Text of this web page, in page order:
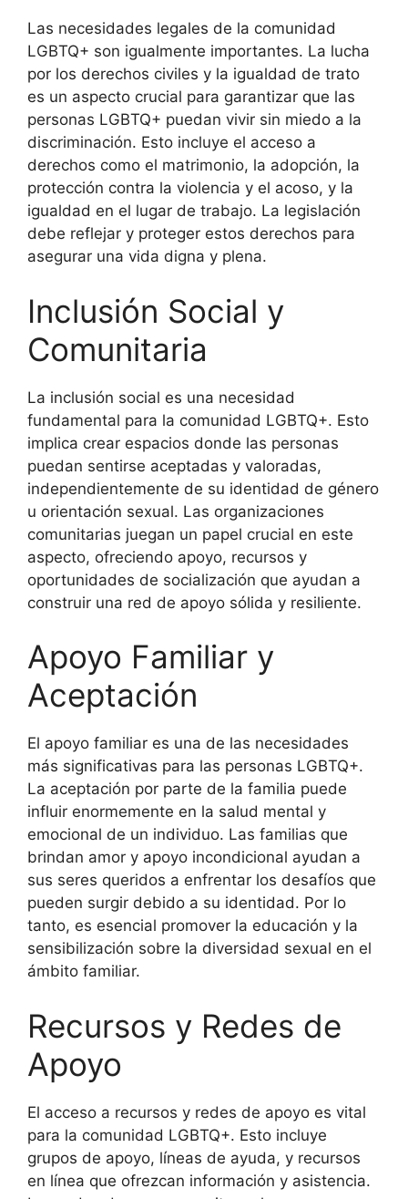
Las necesidades legales de la comunidad
LGBTQ+ son igualmente importantes. La lucha
por los derechos civiles y la igualdad de trato
es un aspecto crucial para garantizar que las
personas LGBTQ+ puedan vivir sin miedo a la
discriminación. Esto incluye el acceso a
derechos como el matrimonio, la adopción, la
protección contra la violencia y el acoso, y la
igualdad en el lugar de trabajo. La legislación
debe reflejar y proteger estos derechos para
asegurar una vida digna y plena.
Inclusión Social y
Comunitaria
La inclusión social es una necesidad
fundamental para la comunidad LGBTQ+. Esto
implica crear espacios donde las personas
puedan sentirse aceptadas y valoradas,
independientemente de su identidad de género
u orientación sexual. Las organizaciones
comunitarias juegan un papel crucial en este
aspecto, ofreciendo apoyo, recursos y
oportunidades de socialización que ayudan a
construir una red de apoyo sólida y resiliente.
Apoyo Familiar y
Aceptación
El apoyo familiar es una de las necesidades
más significativas para las personas LGBTQ+.
La aceptación por parte de la familia puede
influir enormemente en la salud mental y
emocional de un individuo. Las familias que
brindan amor y apoyo incondicional ayudan a
sus seres queridos a enfrentar los desafíos que
pueden surgir debido a su identidad. Por lo
tanto, es esencial promover la educación y la
sensibilización sobre la diversidad sexual en el
ámbito familiar.
Recursos y Redes de
Apoyo
El acceso a recursos y redes de apoyo es vital
para la comunidad LGBTQ+. Esto incluye
grupos de apoyo, líneas de ayuda, y recursos
en línea que ofrezcan información y asistencia.